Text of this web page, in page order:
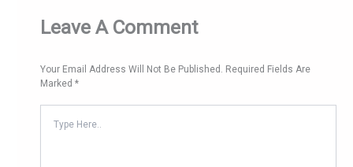
Leave A Comment
Your Email Address Will Not Be Published. Required Fields Are
Marked*
Here..